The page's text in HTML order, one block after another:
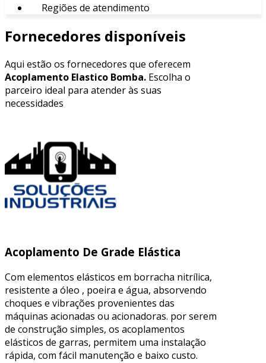
Regiões de atendimento
Fornecedores disponíveis
Aqui estão os fornecedores que oferecem
Acoplamento Elastico Bomba. Escolha o
parceiro ideal para atender às suas
necessidades
Acoplamento De Grade Elástica
Com elementos elásticos em borracha nitrílica,
resistente a óleo , poeira e água, absorvendo
choques e vibrações provenientes das
máquinas acionadas ou acionadoras. por serem
de construção simples, os acoplamentos
elásticos de garras, permitem uma instalação
rápida, com fácil manutenção e baixo custo.